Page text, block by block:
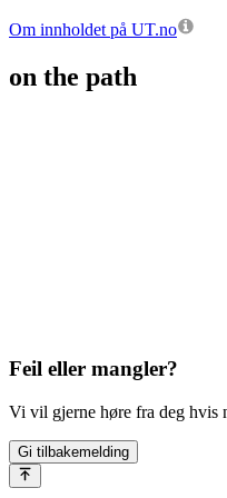
Om innholdet på UT.no
on the path
Feil eller mangler?
Vi vil gjerne høre fra deg hvis
Gi tilbakemelding